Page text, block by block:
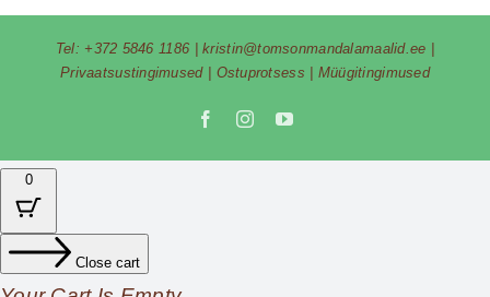
Tel: +372 5846 1186 |kristin@tomsonmandalamaalid.ee
Privaatsustingimused| Ostuprotsess Müügitingimused
FacebookInstagramYouTube
0
Close cart